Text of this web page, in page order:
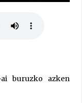
ai buruzko azken